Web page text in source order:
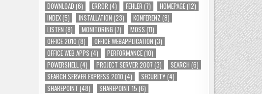
DOWNLOAD (6) ERROR (4) FEHLER (7) HOMEPAGE(12)
INDEX(5) INSTALLATION (23) KONFERENZ (8)
LISTEN (8) MONITORING (7) MOSS (11)
OFFICE 2010 (8) OFFICE WEBAPPLICATION (3)
OFFICE WEB APPS (4) PERFORMANCE(10)
POWERSHELL(4) PROJECT SERVER 2007 (3) SEARCH (6)
SEARCH SERVER EXPRESS 2010 (4) SECURITY(4)
SHAREPOINT (48) SHAREPOINT 15 (6)